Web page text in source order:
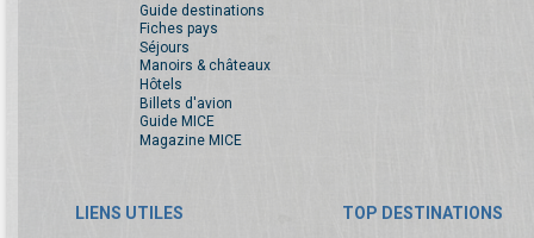
Guide destinations
Fiches pays
Séjours
Manoirs & châteaux
Hôtels
Billets d'avion
Guide MICE
Magazine MICE
LIENS UTILES TOP DESTINATIONS